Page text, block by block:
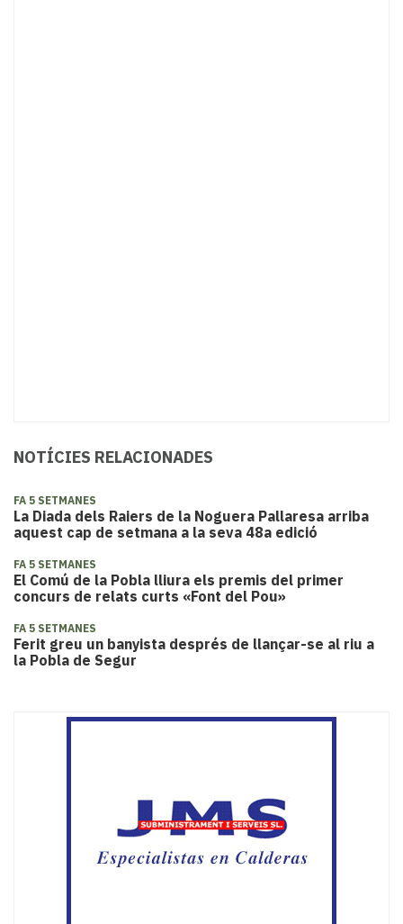
NOTÍCIES RELACIONADES
FA 5 SETMANES
La Diada dels Raiers de la Noguera Pallaresa arriba
aquest cap de setmana a la seva 48a edició
FA 5 SETMANES
El Comú de la Pobla lliura els premis del primer
concurs de relats curts «Font del Pou»
FA 5 SETMANES
Ferit greu un banyista després de llançar-se al riu a
la Pobla de Segur